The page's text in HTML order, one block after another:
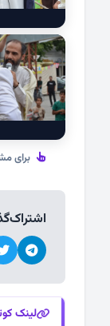
برای
لینک